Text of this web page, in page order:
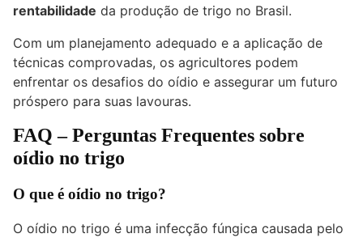
rentabilidade da produção de trigo no Brasil.
Com um planejamento adequado e a aplicação de
técnicas comprovadas, os agricultores podem
enfrentar os desafios do oídio e assegurar um futuro
próspero para suas lavouras.
FAQ – Perguntas Frequentes sobre
oídio no trigo
O que é oídio no trigo?
O oídio no trigo é uma infecção fúngica causada pelo